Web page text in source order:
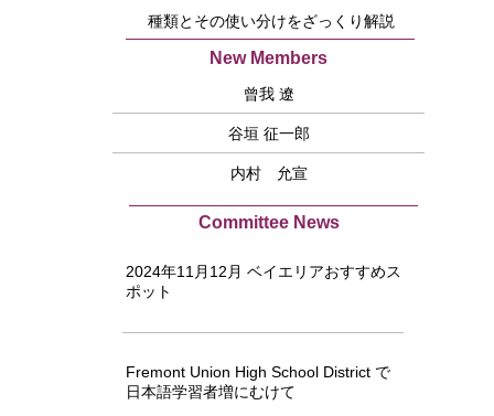
種類とその使い分けをざっくり解説
New Members
曾我 遼
谷垣 征一郎
内村 允宣
Committee News
2024年11月12月 ベイエリアおすすめス
ポット
Fremont Union High School District で
日本語学習者増にむけて